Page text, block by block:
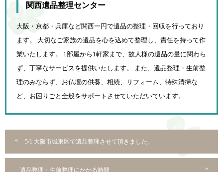
関西遺品整理センター
大阪・京都・兵庫など関西一円で遺品の整理・回収を行っており
ます。 大切なご家族の遺品を心を込めて整理し、責任を持って作
業いたします。 1部屋から1軒家まで、故人様の遺品の量に関わら
ず、 丁寧なサービスを提供いたします。 また、遺品整理・生前整
理のみならず、お仏壇の供養、相続、
リフォーム、特殊清掃な
ど、お困りごと全般をサポートさせていただいています。
5/1 大阪市城東区で遺品整理させて頂きました。
遺品整理・生前整理にかかる時間